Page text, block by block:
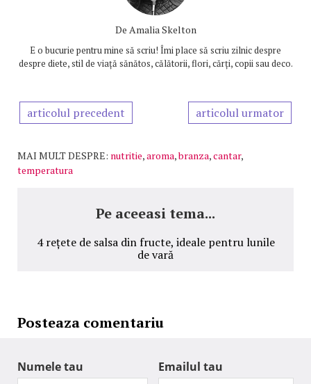
De Amalia Skelton
E o bucurie pentru mine să scriu! Îmi place să scriu zilnic despre
despre diete, stil de viață sănătos, călătorii, flori, cărți, copii sau deco.
articolul precedent articolul urmator
MAI MULT DESPRE: nutritie,aroma,branza,cantar,
temperatura
Pe aceeasi tema...
4 rețete de salsa din fructe, ideale pentru lunile
de vară
Posteaza comentariu
Numele tau Emailul tau